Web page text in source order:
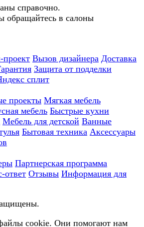
справочно.
обращайтесь в салоны
проект Вызов дизайнера Доставка
Защита от подделки
сплит
проекты Мягкая мебель
мебель Быстрые кухни
Мебель для детской Ванные
Бытовая техника Аксессуары
Партнерская программа
ответ Отзывы Информация для
cookie. Они помогают нам